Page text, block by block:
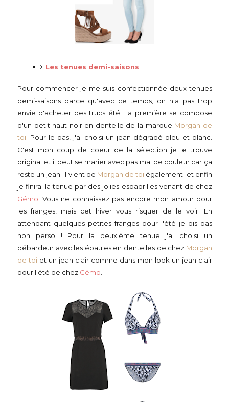
Les tenues demi-saisons
Pour commencer je me suis confectionnée deux tenues
demi-saisons parce qu'avec ce temps, on n'a pas trop
envie d'acheter des trucs été. La première se compose
d'un petit haut noir en dentelle de la marque Morgan de
toi . Pour le bas, j'ai choisi un jean dégradé bleu et blanc.
C'est mon coup de coeur de la sélection je le trouve
original et il peut se marier avec pas mal de couleur car ça
reste un jean. Il vient de Morgan de toi également. et enfin
je finirai la tenue par des jolies espadrilles venant de chez
Gémo . Vous ne connaissez pas encore mon amour pour
les franges, mais cet hiver vous risquer de le voir. En
attendant quelques petites franges pour l'été je dis pas
non perso ! Pour la deuxième tenue j'ai choisi un
débardeur avec les épaules en dentelles de chez Morgan
de toiet un jean clair comme dans mon look un jean clair
pour l'été de chez Gémo